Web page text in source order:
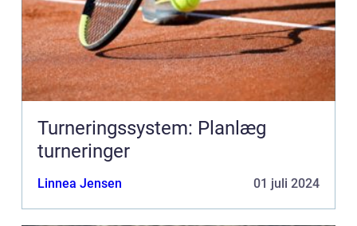
Turneringssystem: Planlæg
turneringer
Linnea Jensen 01 juli 2024